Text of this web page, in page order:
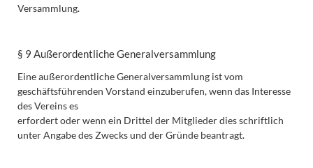
Versammlung.
§ 9 Außerordentliche Generalversammlung
Eine außerordentliche Generalversammlung ist vom
geschäftsführenden Vorstand einzuberufen, wenn das Interesse
des Vereins es
erfordert oder wenn ein Drittel der Mitglieder dies schriftlich
unter Angabe des Zwecks und der Gründe beantragt.